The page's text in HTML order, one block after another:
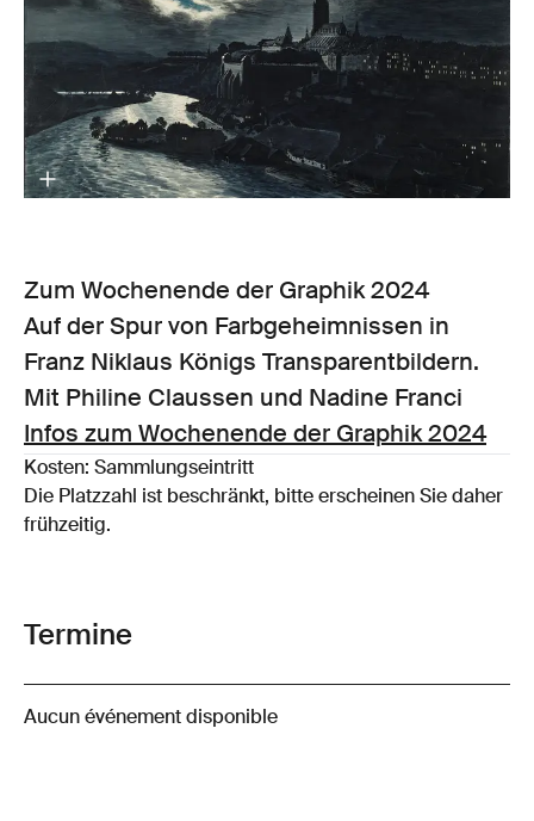
Zum Wochenende der Graphik 2024
Auf der Spur von Farbgeheimnissen in
Franz Niklaus Königs Transparentbildern.
Mit Philine Claussen und Nadine Franci
Infos zum Wochenende der Graphik 2024
Kosten: Sammlungseintritt
Die Platzzahl ist beschränkt, bitte erscheinen Sie daher
frühzeitig.
Termine
Aucun événement disponible